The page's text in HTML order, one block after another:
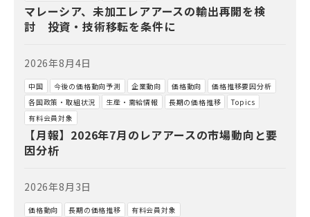
マレーシア、未加工レアアースの輸出再開を検
討 投資・技術移転を条件に
2026年8月4日
中国 今後の価格動向予測 企業動向 価格動向
価格推移要因分析
各国政策・取組状況
生産・需給情報 長期の価格推移
Topics
有料会員対象
【月報】2026年7月のレアアースの市場動向と要
因分析
2026年8月3日
価格動向 長期の価格推移 有料会員対象